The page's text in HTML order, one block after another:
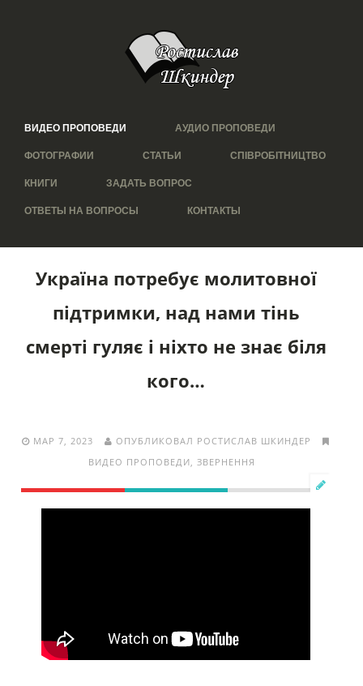
ВИДЕО ПРОПОВЕДИ АУДИО ПРОПОВЕДИ
ФОТОГРАФИИ СТАТЬИ СПІВРОБІТНИЦТВО
КНИГИ ЗАДАТЬ ВОПРОС
ОТВЕТЫ НА ВОПРОСЫ КОНТАКТЫ
Україна потребує молитовної
підтримки, над нами тінь
смерті гуляє і ніхто не знає біля
кого…
МАР 7, 2023
ОПУБЛИКОВАЛ РОСТИСЛАВ ШКИНДЕР
ВИДЕО ПРОПОВЕДИ
ЗВЕРНЕННЯ